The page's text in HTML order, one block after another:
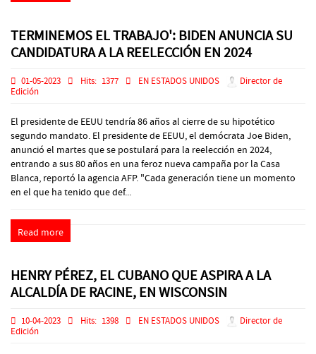
TERMINEMOS EL TRABAJO': BIDEN ANUNCIA SU
CANDIDATURA A LA REELECCIÓN EN 2024
01-05-2023 Hits: 1377 EN ESTADOS UNIDOS
Director de
Edición
El presidente de EEUU tendría 86 años al cierre de su hipotético
segundo mandato. El presidente de EEUU, el demócrata Joe Biden,
anunció el martes que se postulará para la reelección en 2024,
entrando a sus 80 años en una feroz nueva campaña por la Casa
Blanca, reportó la agencia AFP. "Cada generación tiene un momento
en el que ha tenido que def...
Read more
HENRY PÉREZ, EL CUBANO QUE ASPIRA A LA
ALCALDÍA DE RACINE, EN WISCONSIN
10-04-2023 Hits: 1398 EN ESTADOS UNIDOS
Director de
Edición